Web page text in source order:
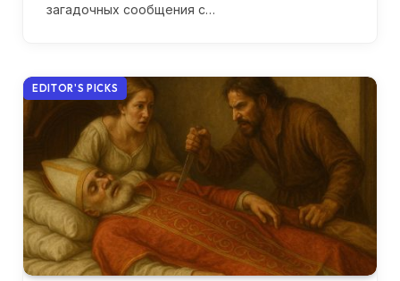
загадочных сообщения с…
EDITOR'S PICKS